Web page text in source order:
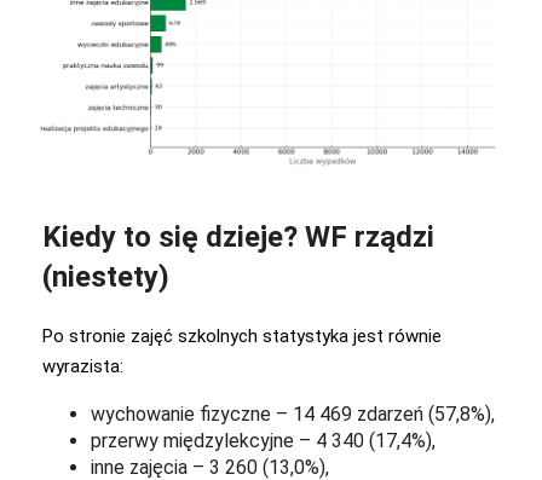
Kiedy to się dzieje? WF rządzi
(niestety)
Po stronie zajęć szkolnych statystyka jest równie
wyrazista:
wychowanie fizyczne – 14 469 zdarzeń (57,8%),
przerwy międzylekcyjne – 4 340 (17,4%),
inne zajęcia – 3 260 (13,0%),